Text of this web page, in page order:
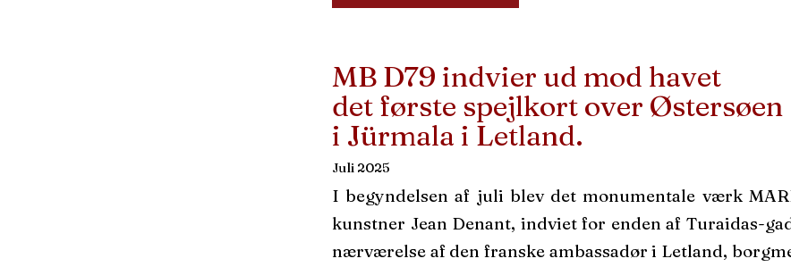
MB D79 indvier ud mod havet
det første spejlkort over Østersøen
i Jürmala i Letland.
Juli 2025
I begyndelsen af juli blev det monumentale værk
kunstner Jean Denant, indviet for enden af Turaidas-
nærværelse af den franske ambassadør i Letland,